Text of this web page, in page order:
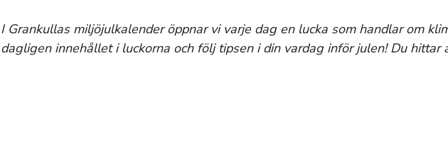
I Grankullas miljöjulkalender öppnar vi varje dag en lucka som handlar om
dagligen innehållet i luckorna och följ tipsen i din vardag inför julen! Du hittar